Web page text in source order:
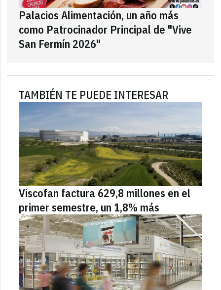
Palacios Alimentación, un año más
como Patrocinador Principal de "Vive
San Fermín 2026"
TAMBIÉN TE PUEDE INTERESAR
Viscofan factura 629,8 millones en el
primer semestre, un 1,8% más